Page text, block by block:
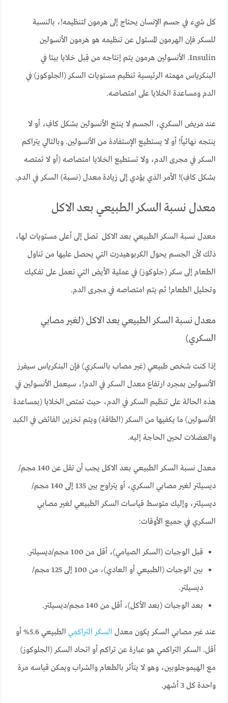
كل شيء في جسم الإنسان يحتاج إلى هرمون لتنظيمه!، بالنسبة
للسكر فإن الهرمون المسئول عن تنظيمه هو هرمون الأنسولين
Insulin. الأنسولين هرمون يتم إنتاجه من قِبل خلايا بيتا في
البنكرياس مهمته الرئيسية تنظيم مستويات السكر (الجلوكوز) في
الدم ومساعدة الخلايا على امتصاصه.
عند مريض السكري، الجسم لا ينتج الأنسولين بشكل كافِ، أو لا
ينتجه نهائياً! أو لا يستطيع الإستفادة من الأنسولين. وبالتالي يتراكم
السكر في مجرى الدم، ولا تستطيع الخلايا امتصاصه (أو لا تمتصه
بشكل كافِ)! الأمر الذي يؤدي إلى زيادة معدل (نسبة) السكر في الدم.
معدل نسبة السكر الطبيعي بعد الاكل
معدل نسبة السكر الطبيعي بعد الاكل تصل إلى أعلى مستويات لها،
ذلك لأن الجسم يحول الكربوهيدرت التي يحصل عليها من تناول
الطعام إلى سكر (جلوكوز) في عملية الأيض التي تعمل على تفكيك
وتحليل الطعام! ثم يتم امتصاصه في مجرى الدم.
معدل نسبة السكر الطبيعي بعد الاكل (لغير مصابي
السكري)
إذا كنت شخص طبيعي (غير مصاب بالسكري) فإن البنكرياس سيفرز
الأنسولين بمجرد ارتفاع معدل السكر في الدم!، سيعمل الأنسولين في
هذه الحالة على تنظيم السكر في الدم، حيث تمتص الخلايا (بمساعدة
الأنسولين) ما يكفيها من السكر (الطاقة) ويتم تخزين الفائض في الكبد
والعضلات لحين الحاجة إليه.
معدل نسبة السكر الطبيعي بعد الاكل يجب أن تقل عن 140 مجم/
ديسيلتر لغير مصابي السكري، أو يتراوح بين 135 إلى 140 مجم/
ديسيلتر، وإليك متوسط قياسات السكر الطبيعي لغير مصابي
السكري في جميع الأوقات:
قبل الوجبات (السكر الصيامي)، أقل من 100 مجم/ديسيلتر.
بين الوجبات (الطبيعي أو العادي)، من 100 إلى 125 مجم/
ديسيلتر.
بعد الوجبات (بعد الأكل)، أقل من 140 مجم/ديسيلتر.
عند غير مصابي السكر يكون معدل السكر التراكمي
الطبيعي 5.6% أو
أقل. السكر التراكمي هو عبارة عن تراكم أو اتحاد السكر (الجلوكوز)
مع الهيموجلوبين، وهو لا يتأثر بالطعام والشراب ويمكن قياسه مرة
واحدة كل 3 أشهر.